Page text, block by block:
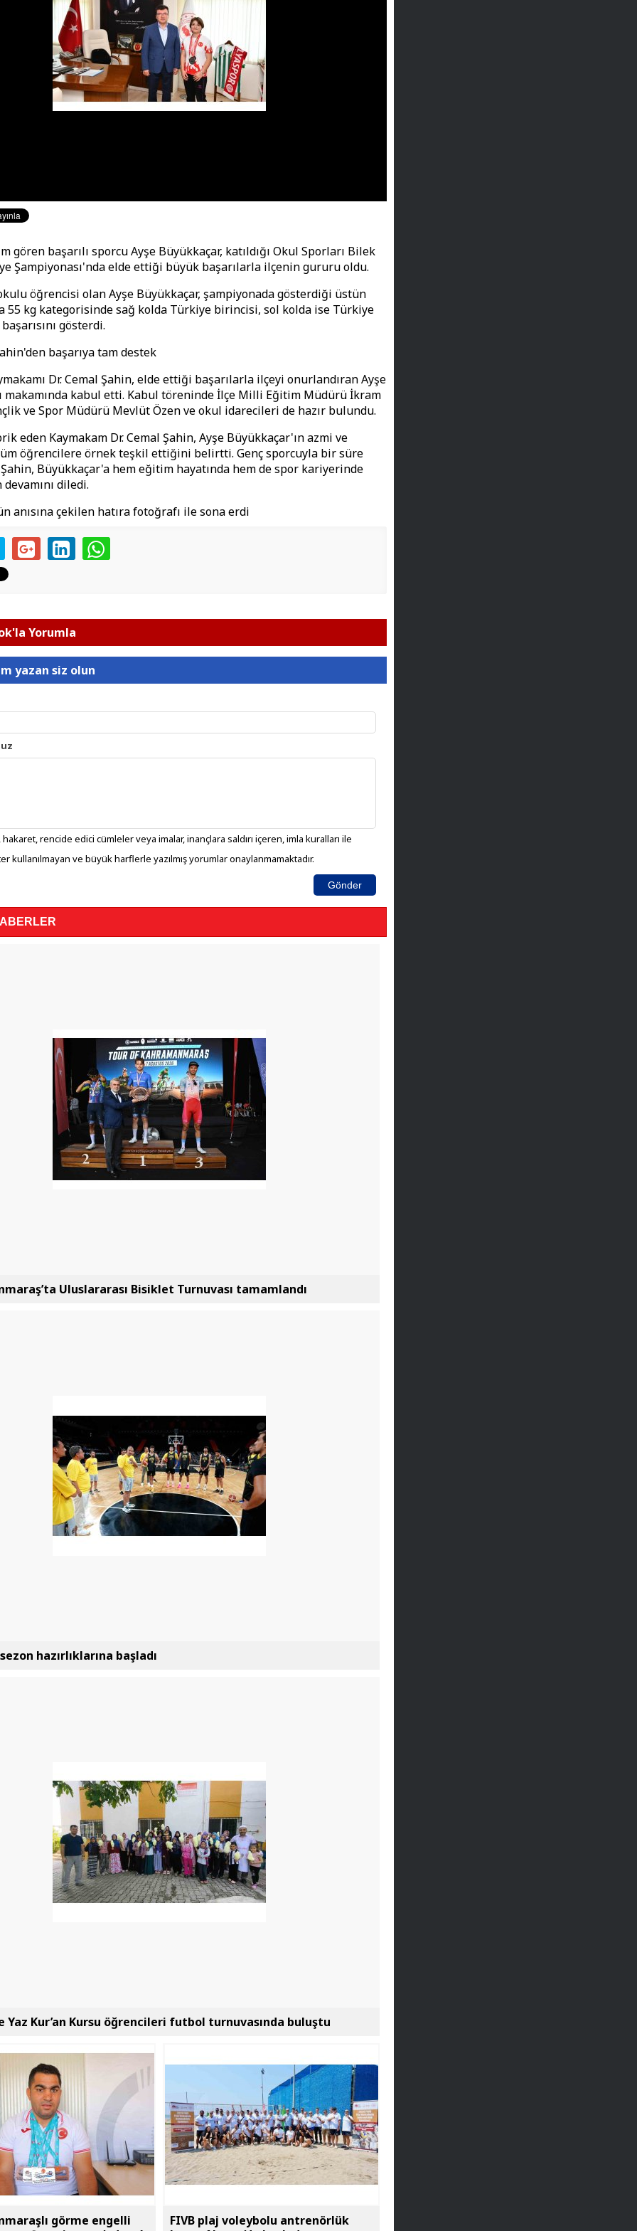
gören başarılı sporcu Ayşe Büyükkaçar, katıldığı Okul Sporları Bilek
Şampiyonası'nda elde ettiği büyük başarılarla ilçenin gururu oldu.
öğrencisi olan Ayşe Büyükkaçar, şampiyonada gösterdiği üstün
55 kg kategorisinde sağ kolda Türkiye birincisi, sol kolda ise Türkiye
gösterdi.
başarıya tam destek
Dr. Cemal Şahin, elde ettiği başarılarla ilçeyi onurlandıran Ayşe
makamında kabul etti. Kabul töreninde İlçe Milli Eğitim Müdürü İkram
ve Spor Müdürü Mevlüt Özen ve okul idarecileri de hazır bulundu.
eden Kaymakam Dr. Cemal Şahin, Ayşe Büyükkaçar'ın azmi ve
tüm öğrencilere örnek teşkil ettiğini belirtti. Genç sporcuyla bir süre
Büyükkaçar'a hem eğitim hayatında hem de spor kariyerinde
devamını diledi.
anısına çekilen hatıra fotoğrafı ile sona erdi
Yorumla
yazan siz olun
hakaret, rencide edici cümleler veya imalar, inançlara saldırı içeren, imla kuralları ile
kullanılmayan ve büyük harflerle yazılmış yorumlar onaylanmamaktadır.
Gönder
Uluslararası Bisiklet Turnuvası tamamlandı
hazırlıklarına başladı
Yaz Kur’an Kursu öğrencileri futbol turnuvasında buluştu
görme engelli
FIVB plaj voleybolu antrenörlük